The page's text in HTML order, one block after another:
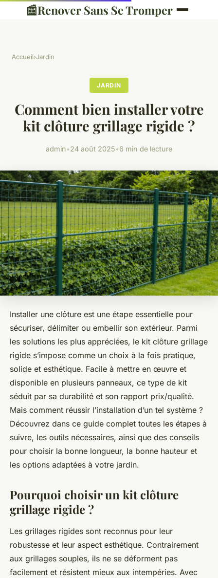
📰Renover Sans Se Tromper
Accueil›Jardin
JARDIN
Comment bien installer votre
kit clôture grillage rigide ?
admin•24 août 2025•6 min de lecture
Installer une clôture est une étape essentielle pour
sécuriser, délimiter ou embellir son extérieur. Parmi
les solutions les plus appréciées, le kit clôture grillage
rigide s’impose comme un choix à la fois pratique,
solide et esthétique. Facile à mettre en œuvre et
disponible en plusieurs panneaux, ce type de kit
séduit par sa durabilité et son rapport prix/qualité.
Mais comment réussir l’installation d’un tel système ?
Découvrez dans ce guide complet toutes les étapes à
suivre, les outils nécessaires, ainsi que des conseils
pour choisir la bonne longueur, la bonne hauteur et
les options adaptées à votre jardin.
Pourquoi choisir un kit clôture
grillage rigide ?
Les grillages rigides sont reconnus pour leur
robustesse et leur aspect esthétique. Contrairement
aux grillages souples, ils ne se déforment pas
facilement et résistent mieux aux intempéries. Avec